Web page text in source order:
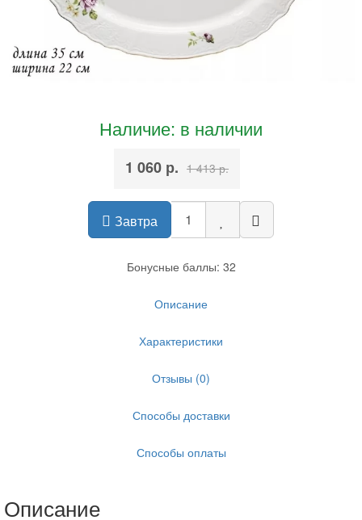
Наличие: в наличии
1 060 р. 1 413 р.
Завтра
Бонусные баллы: 32
Описание
Характеристики
Отзывы (0)
Способы доставки
Способы оплаты
Описание